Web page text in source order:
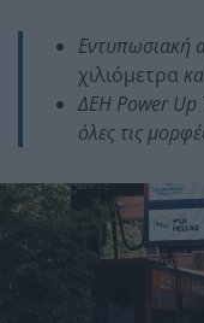
Εντυπωσιακή
χιλιόμετρα
ΔΕΗ Power Up
όλες τις